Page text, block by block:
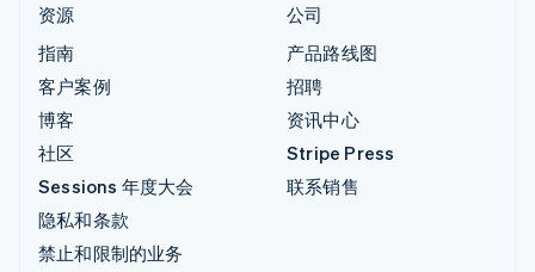
资源
指南
客户案例
博客
社区
Sessions 年度大会
隐私和条款
禁止和限制的业务
公司
产品路线图
招聘
资讯中心
Stripe Press
联系销售